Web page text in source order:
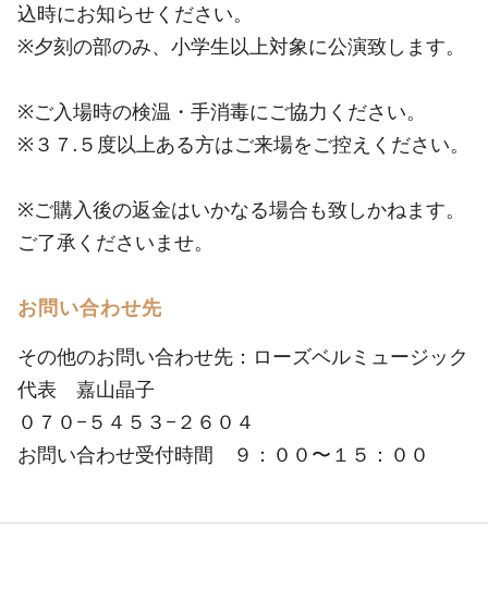
込時にお知らせください。
※夕刻の部のみ、小学生以上対象に公演致します。
※ご入場時の検温・手消毒にご協力ください。
※３７.５度以上ある方はご来場をご控えください。
※ご購入後の返金はいかなる場合も致しかねます。
ご了承くださいませ。
お問い合わせ先
その他のお問い合わせ先：ローズベルミュージック
代表 嘉山晶子
０７０−５４５３−２６０４
お問い合わせ受付時間 ９：００〜１５：００